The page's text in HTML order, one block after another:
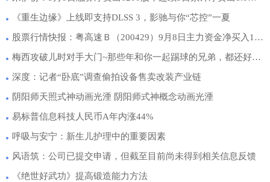
《重生边缘》上线即支持DLSS 3，影驰与你“芯控”一夏
股票行情快报：粤高速Ｂ（200429）9月8日主力资金净买入19.27万元
梅西攻破儿时对手大门~那些年和你一起踢球的兄弟，都还好吗？
深度：记者“卧底”调查偷拍设备售卖改装产业链
阴阳师天照式神动画光湮 阴阳师式神概念动画光湮
易标普信息科技人民币A年内涨44%
呼吸与安宁：新生儿护理中的重要因素
风语筑：公司已提交申请，但截至目前尚未得到相关信息反馈
《绝世好武功》提高锻造能力方法